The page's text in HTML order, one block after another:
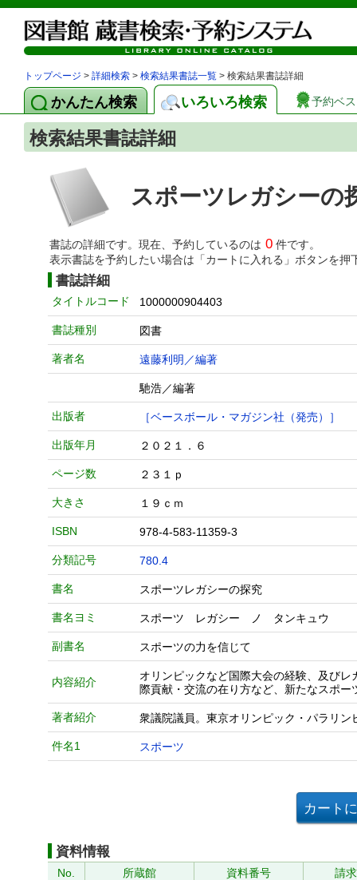
トップページ > 詳細検索 > 検索結果書誌一覧 > 検索結果書誌詳細
かんたん検索 いろいろ検索 予約ベ
検索結果書誌詳細
スポーツレガシーの
書誌の詳細です。現在、予約しているのは 0 件です。
表示書誌を予約したい場合は「カートに入れる」ボタンを押
書誌詳細
タイトルコード 1000000904403
書誌種別 図書
著者名 遠藤利明／編著
馳浩／編著
出版者 ［ベースボール・マガジン社（発売）］
出版年月 ２０２１．６
ページ数 ２３１ｐ
大きさ １９ｃｍ
ISBN 978-4-583-11359-3
分類記号 780.4
書名 スポーツレガシーの探究
書名ヨミ スポーツ レガシー ノ タンキュウ
副書名 スポーツの力を信じて
内容紹介
オリンピックなど国際大会の経験、及び
際貢献・交流の在り方など、新たなスポ
著者紹介 衆議院議員。東京オリンピック・パラリ
件名1 スポーツ
資料情報
No. 所蔵館 資料番号
請